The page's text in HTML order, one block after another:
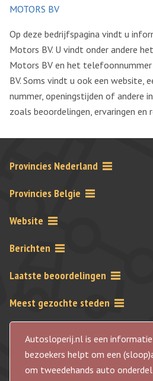
MOTORS BV
Op deze bedrijfspagina vindt u
Motors BV. U vindt onder andere
Motors BV en het
BV. Soms vindt u ook een website,
nummer, openingstijden of andere
zoals beoordelingen, ervaringen en
Provincies Nederland
Provincies Belgie
Website
Berichten
Laatste beoordelingen
Meest gezochte steden
Autosloperij.nl is een
bezoekers helpt om een
om tweedehands auto